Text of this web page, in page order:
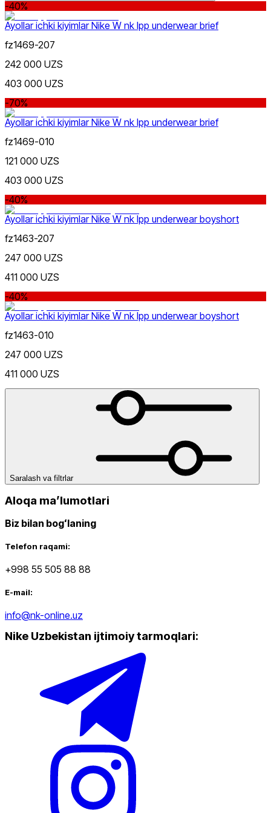
Lifestyle
xs s m
Jigarrang
dan
gacha
dan
gacha
Ommabop
-40%
Ayollar ichki kiyimlar Nike W nk lpp underwear brief
fz1469-207
242 000 UZS
403 000 UZS
-70%
Ayollar ichki kiyimlar Nike W nk lpp underwear brief
fz1469-010
121 000 UZS
403 000 UZS
-40%
Ayollar ichki kiyimlar Nike W nk lpp underwear boyshort
fz1463-207
247 000 UZS
411 000 UZS
-40%
Ayollar ichki kiyimlar Nike W nk lpp underwear boyshort
fz1463-010
247 000 UZS
411 000 UZS
Saralash va filtrlar
Aloqa maʼlumotlari
Biz bilan bogʻlaning
Telefon raqami:
+998 55 505 88 88
E-mail:
info@nk-online.uz
Nike Uzbekistan ijtimoiy tarmoqlari: